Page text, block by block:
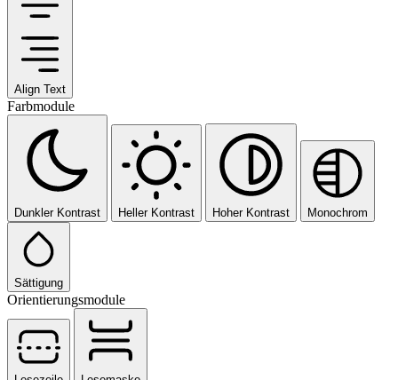
Align Text
Farbmodule
Dunkler Kontrast Heller Kontrast Hoher Kontrast Monochrom
Sättigung
Orientierungsmodule